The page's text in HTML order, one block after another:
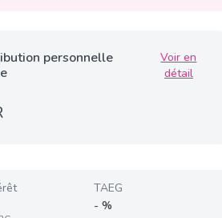
personnelle
Voir en
détail
TAEG
- %